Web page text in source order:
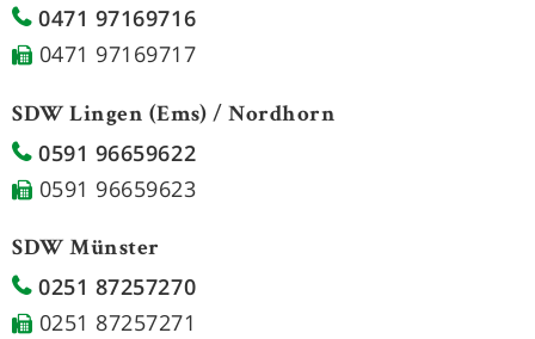
0471 97169716
0471 97169717
SDW Lingen (Ems) / Nordhorn
0591 96659622
0591 96659623
SDW Münster
0251 87257270
0251 87257271